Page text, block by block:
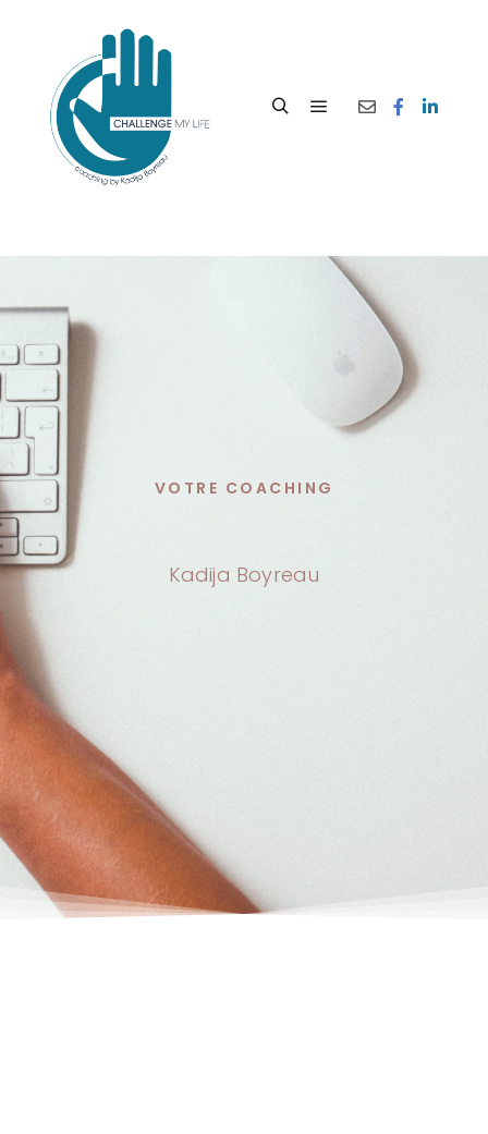
VOTRE COACHING
Kadija Boyreau